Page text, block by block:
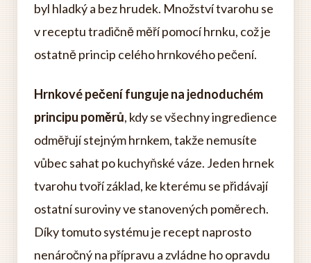
byl hladký a bez hrudek. Množství tvarohu se
v receptu tradičně měří pomocí hrnku, což je
ostatně princip celého hrnkového pečení.
Hrnkové pečení funguje na jednoduchém
principu poměrů, kdy se všechny ingredience
odměřují stejným hrnkem, takže nemusíte
vůbec sahat po kuchyňské váze. Jeden hrnek
tvarohu tvoří základ, ke kterému se přidávají
ostatní suroviny ve stanovených poměrech.
Díky tomuto systému je recept naprosto
nenáročný na přípravu a zvládne ho opravdu